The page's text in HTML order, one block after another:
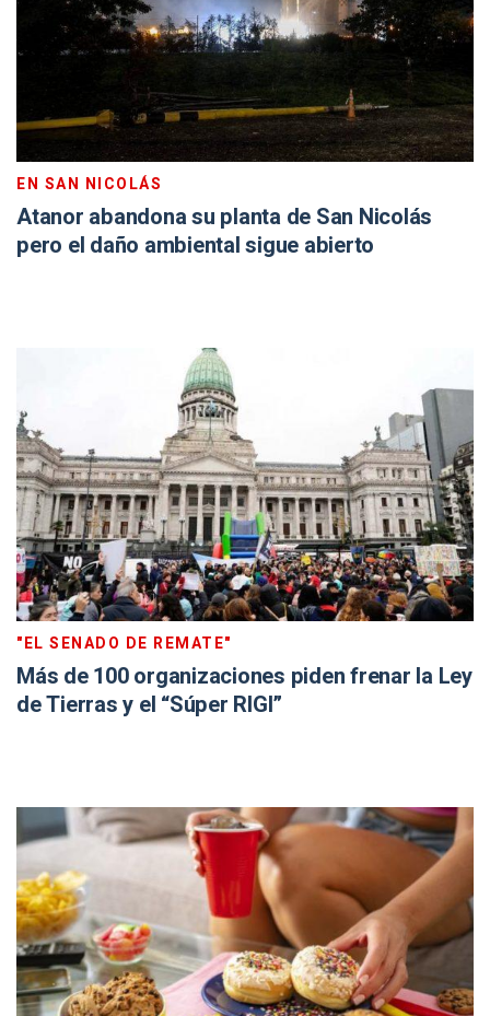
EN SAN NICOLÁS
Atanor abandona su planta de San Nicolás
pero el daño ambiental sigue abierto
"EL SENADO DE REMATE"
Más de 100 organizaciones piden frenar la Ley
de Tierras y el “Súper RIGI”